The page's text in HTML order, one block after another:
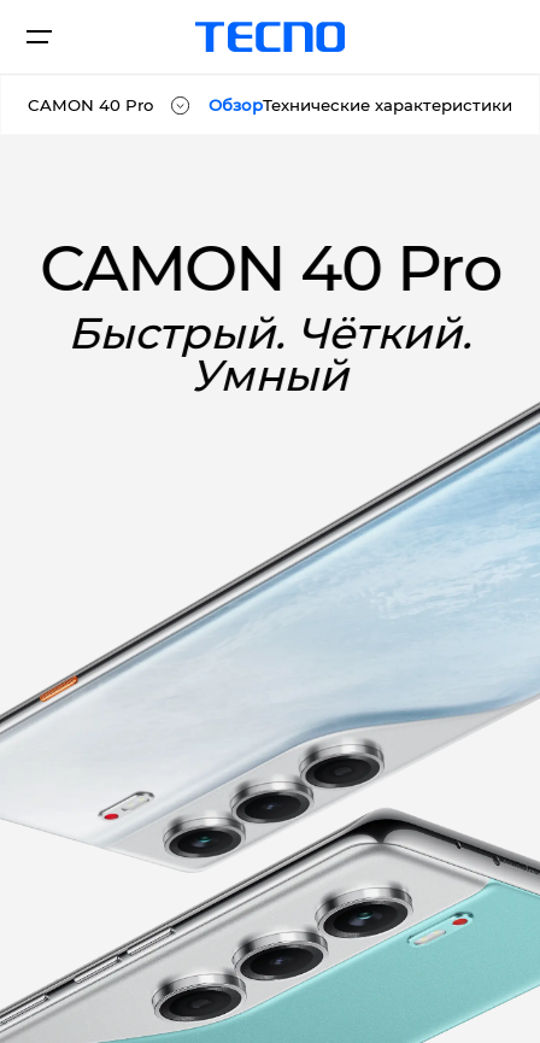
POP
Сите модели Спореди модели
Поддержка
CAMON 40 Pro ОбзорТехнические характеристики
CAMON 40 Pro
Быстрый. Чёткий.
Умный